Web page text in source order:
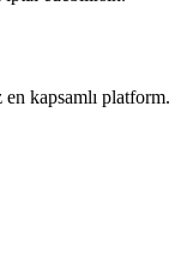
en kapsamlı platform.